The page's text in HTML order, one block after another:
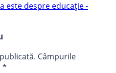
este despre educație -
Câmpurile
*